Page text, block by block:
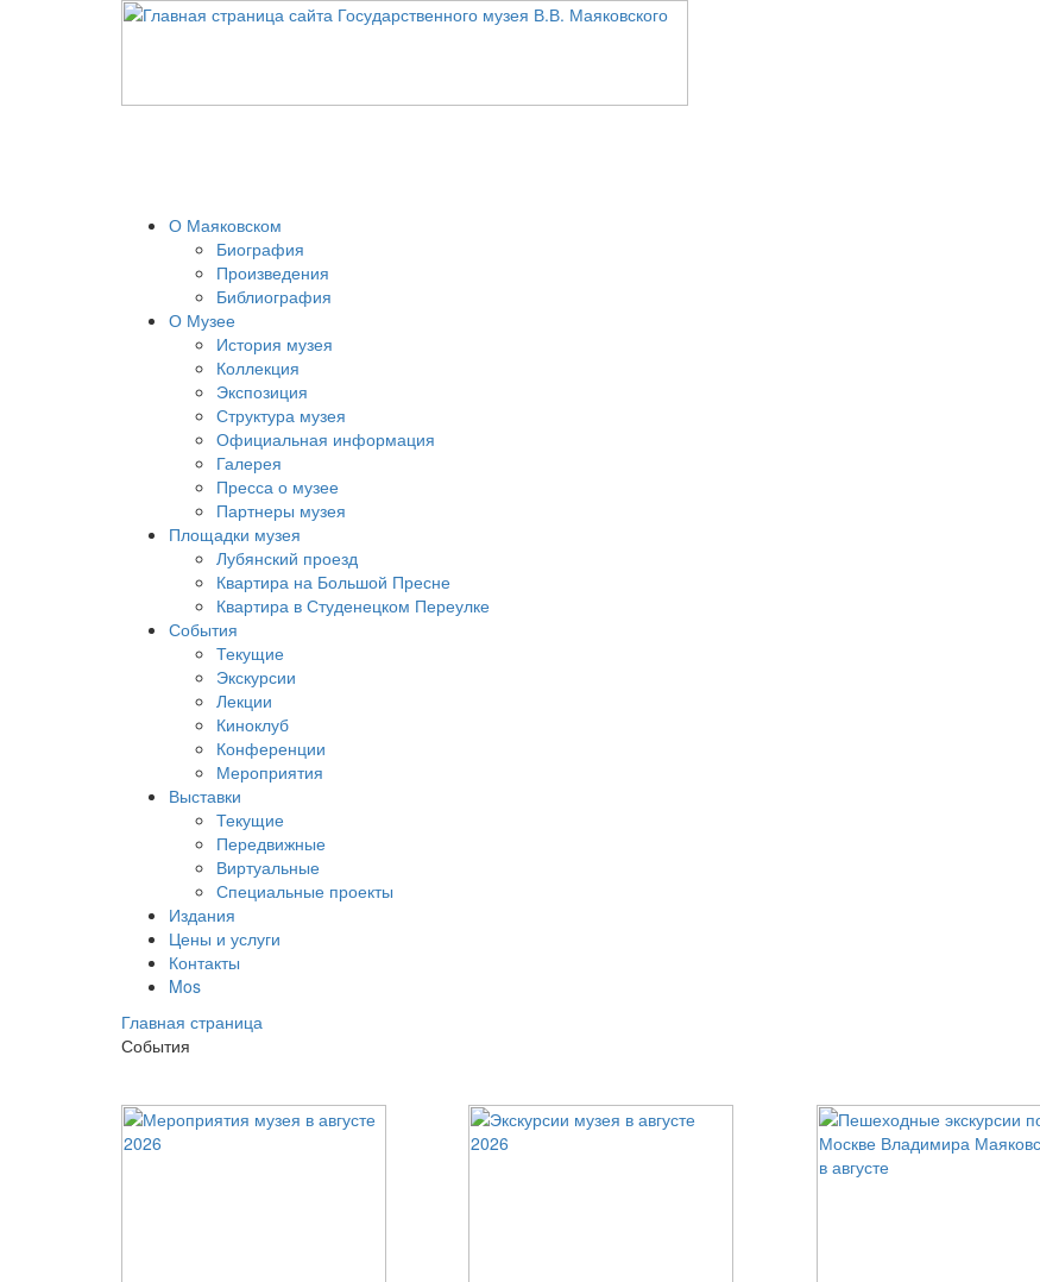
О Маяковском
Биография
Произведения
Библиография
О Музее
История музея
Коллекция
Экспозиция
Структура музея
Официальная информация
Галерея
Пресса о музее
Партнеры музея
Площадки музея
Лубянский проезд
Квартира на Большой Пресне
Квартира в Студенецком Переулке
События
Текущие
Экскурсии
Лекции
Киноклуб
Конференции
Мероприятия
Выставки
Текущие
Передвижные
Виртуальные
Специальные проекты
Издания
Цены и услуги
Контакты
Mos
Главная страница
События